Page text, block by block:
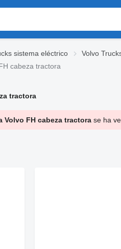
sistema eléctrico
Volvo
cabeza tractora
tractora
Volvo FH cabeza tractorase ha